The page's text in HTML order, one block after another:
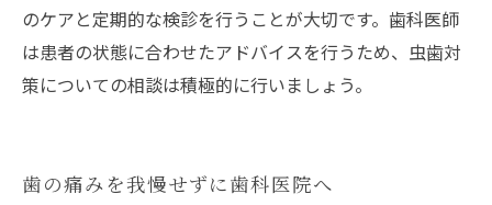
のケアと定期的な検診を行うことが大切です。歯科医師
は患者の状態に合わせたアドバイスを行うため、虫歯対
策についての相談は積極的に行いましょう。
歯の痛みを我慢せずに歯科医院へ